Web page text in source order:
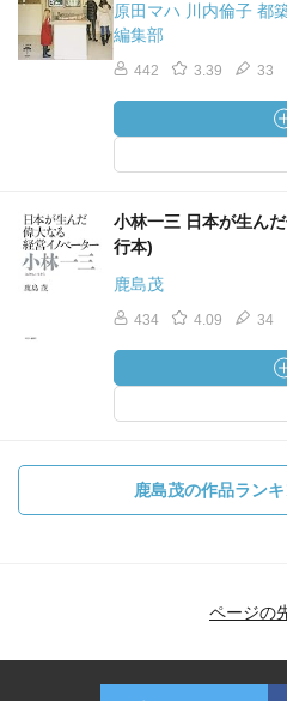
原田マハ 川内倫子 都
編集部
442 3.39 33
小林一三 日本が生ん
行本)
鹿島茂
434 4.09 34
鹿島茂の作品ラン
ページの